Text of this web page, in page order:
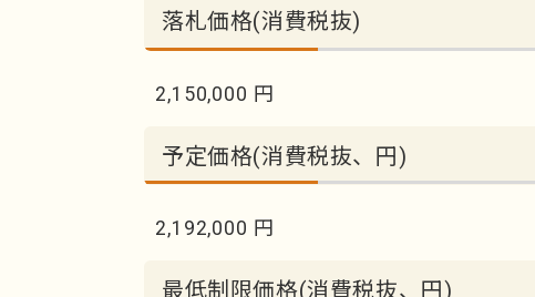
落札価格(消費税抜)
2,150,000 円
予定価格(消費税抜、円)
2,192,000 円
最低制限価格(消費税抜、円)